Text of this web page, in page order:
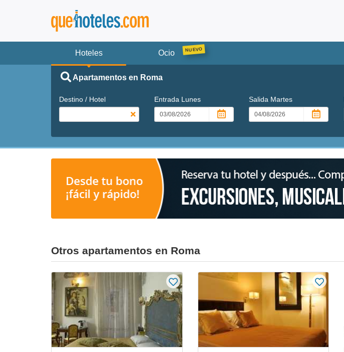
Hoteles Ocio
Apartamentos en Roma
Destino / Hotel Entrada Lunes Salida Martes
Otros apartamentos en Roma